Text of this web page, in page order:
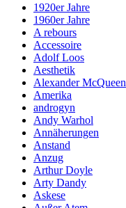
1920er Jahre
1960er Jahre
A rebours
Accessoire
Adolf Loos
Aesthetik
Alexander McQueen
Amerika
androgyn
Andy Warhol
Annäherungen
Anstand
Anzug
Arthur Doyle
Arty Dandy
Askese